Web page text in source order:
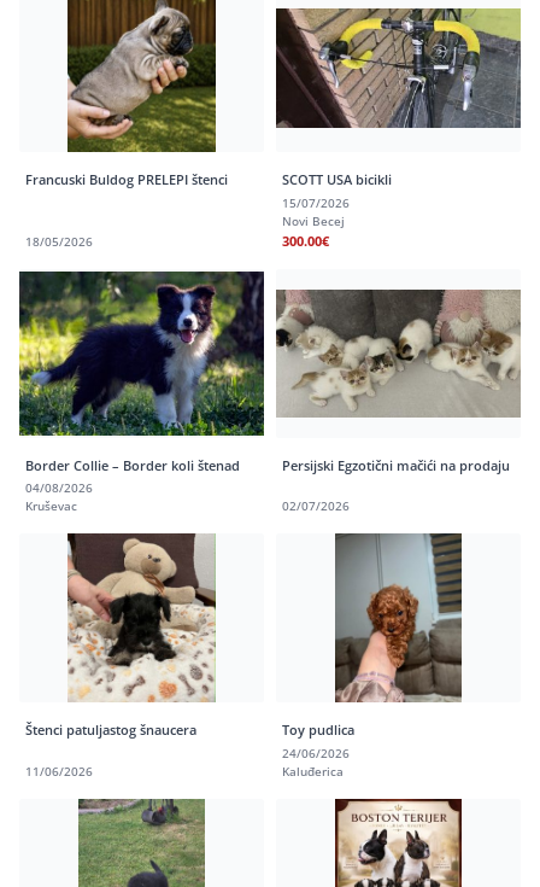
Francuski Buldog PRELEPI štenci
18/05/2026
SCOTT USA bicikli
15/07/2026
Novi Becej
300.00€
Border Collie – Border koli štenad
04/08/2026
Kruševac
Persijski Egzotični mačići na prodaju
02/07/2026
Štenci patuljastog šnaucera
11/06/2026
Toy pudlica
24/06/2026
Kaluđerica